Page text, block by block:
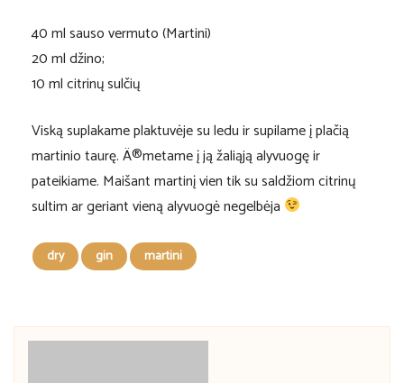
40 ml sauso vermuto (Martini)
20 ml džino;
10 ml citrinų sulčių
Viską suplakame plaktuvėje su ledu ir supilame į plačią
martinio taurę. Ä®metame į ją žaliąją alyvuogę ir
pateikiame. Maišant martinį vien tik su saldžiom citrinų
sultim ar geriant vieną alyvuogė negelbėja
dry gin martini